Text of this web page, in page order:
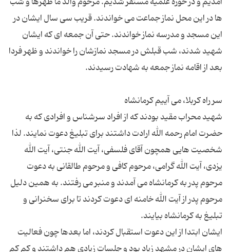
ها در این محل نماز جماعت می خواندند. قریب سی سال ایشان در
این مسجد و مدرسه نماز خواندند. حتی آن جمعه ای كه ایشان
شهید شدند، شب قبلش در مسجد نمازشان را خواندند و ظهر فردا
شهید محراب مقید بودند كه از افراد سرشناس و افرادی كه به
حضرت امام رحمه الله ارادت داشتند برای تبلیغ دعوت نمایند. لذا
شخصیت هایی همچون آقای فلسفی، آیت الله جنتی، آیت الله
یزدی، آیت الله گرامی، مرحوم كافی و مرحوم طالقانی به دعوت
مرحوم پدر به كرمانشاه می آمدند و منبر می رفتند. به همین دلیل
مرحوم پدر از آیت الله خامنه ای دعوت كردند تا برای سخنرانی و
ایشان ابتدا از این دعوت استقبال كردند، اما بعدها چون فعالیت
های ایشان در مشهد زیاد بود و جلسات زیادی هم داشتند و كم كم